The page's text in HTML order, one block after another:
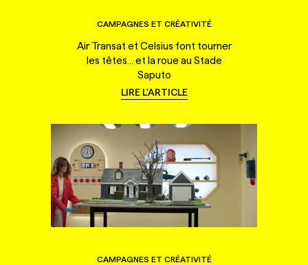
CAMPAGNES ET CRÉATIVITÉ
Air Transat et Celsius font tourner
les têtes... et la roue au Stade
Saputo
LIRE L'ARTICLE
CAMPAGNES ET CRÉATIVITÉ